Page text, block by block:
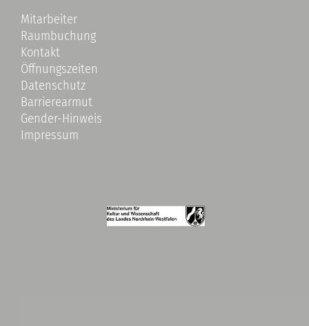
Mitarbeiter
Raumbuchung
Kontakt
Öffnungszeiten
Datenschutz
Barrierearmut
Gender-Hinweis
Impressum